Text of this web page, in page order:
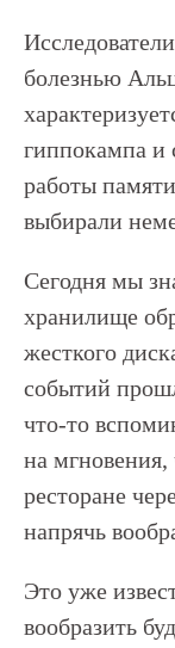
болезнью
гиппокампа и
работы
выбирали
Сегодня мы
хранилище
жесткого
событий
что-то
на мгновения,
ресторане
напрячь
Это уже
вообразить